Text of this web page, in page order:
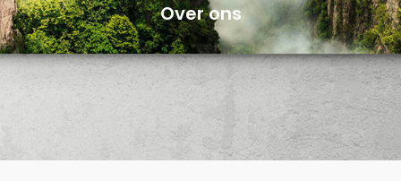
Over ons